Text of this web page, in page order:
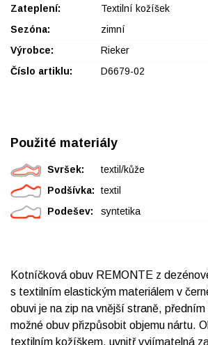
Zateplení:
Textilní kožíšek
Sezóna:
zimní
Výrobce:
Rieker
Číslo artiklu:
D6679-02
Použité materiály
Svršek:
textil/kůže
Podšívka:
textil
Podešev:
syntetika
Kotníčková obuv REMONTE z
s textilním elastickým materiálem v
obuvi je na zip na vnější straně,
možné obuv přizpůsobit objemu nártu.
textilním kožíškem, uvnitř vyjímatelná